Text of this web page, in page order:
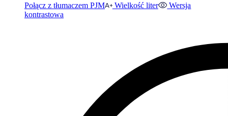
Połącz z tłumaczem PJM Wielkość liter
Wersja
kontrastowa